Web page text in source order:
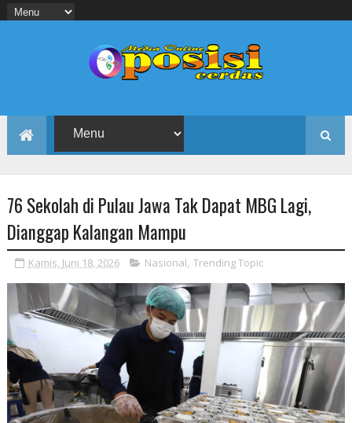
76 Sekolah di Pulau Jawa Tak Dapat MBG Lagi,
Dianggap Kalangan Mampu
Kamis, Juni 18, 2026 Nasional, Trending Topic